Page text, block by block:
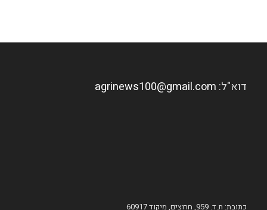
דוא"ל: agrinews100@gmail.com
כתובת: ת.ד. 959, חרוצים, מיקוד 60917